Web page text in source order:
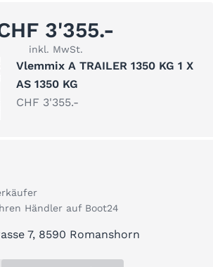
3'355.-
inkl. MwSt.
Vlemmix A TRAILER 1350 KG 1 X
AS 1350 KG
CHF 3'355.-
Händler auf Boot24
7, 8590 Romanshorn